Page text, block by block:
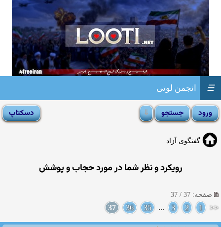
انجمن لوتی ☰
گفتگوی آزاد
رویکرد و نظر شما در مورد حجاب و پوشش
صفحه: 37 / 37
<<
1
2
3
...
35
36
37